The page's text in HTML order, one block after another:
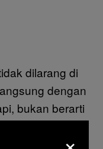
dilarang di
dengan
bukan berarti
menawarkan
2021,